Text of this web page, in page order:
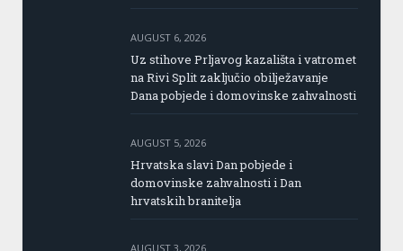
AUGUST 6, 2026
Uz stihove Prljavog kazališta i vatromet
na Rivi Split zaključio obilježavanje
Dana pobjede i domovinske zahvalnosti
AUGUST 5, 2026
Hrvatska slavi Dan pobjede i
domovinske zahvalnosti i Dan
hrvatskih branitelja
AUGUST 3, 2026